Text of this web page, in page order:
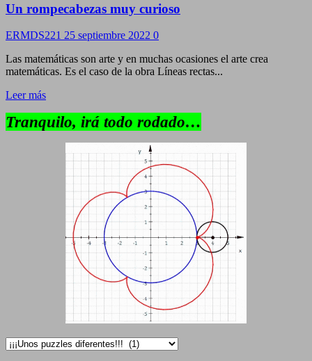
Un rompecabezas muy curioso
ERMDS221 25 septiembre 2022 0
Las matemáticas son arte y en muchas ocasiones el arte crea
matemáticas. Es el caso de la obra Líneas rectas...
Leer más
Tranquilo, irá todo rodado…
Categorías